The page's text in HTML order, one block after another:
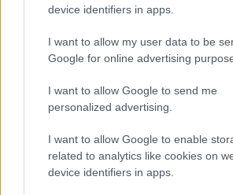
device identifiers in apps.
I want to allow my user data to be
Google for online advertising
I want to allow Google to send me
personalized advertising.
I want to allow Google to enable
related to analytics like cookies on
device identifiers in apps.
Vai
“I lavori sulle
Firenze? Così